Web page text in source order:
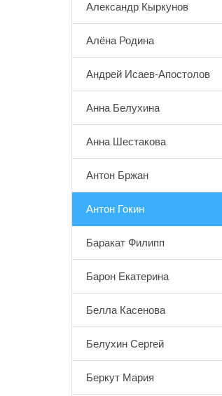
Александр Кыркунов
Алёна Родина
Андрей Исаев-Апостолов
Анна Белухина
Анна Шестакова
Антон Бржан
Антон Гокин
Баракат Филипп
Барон Екатерина
Белла Касенова
Белухин Сергей
Беркут Мария